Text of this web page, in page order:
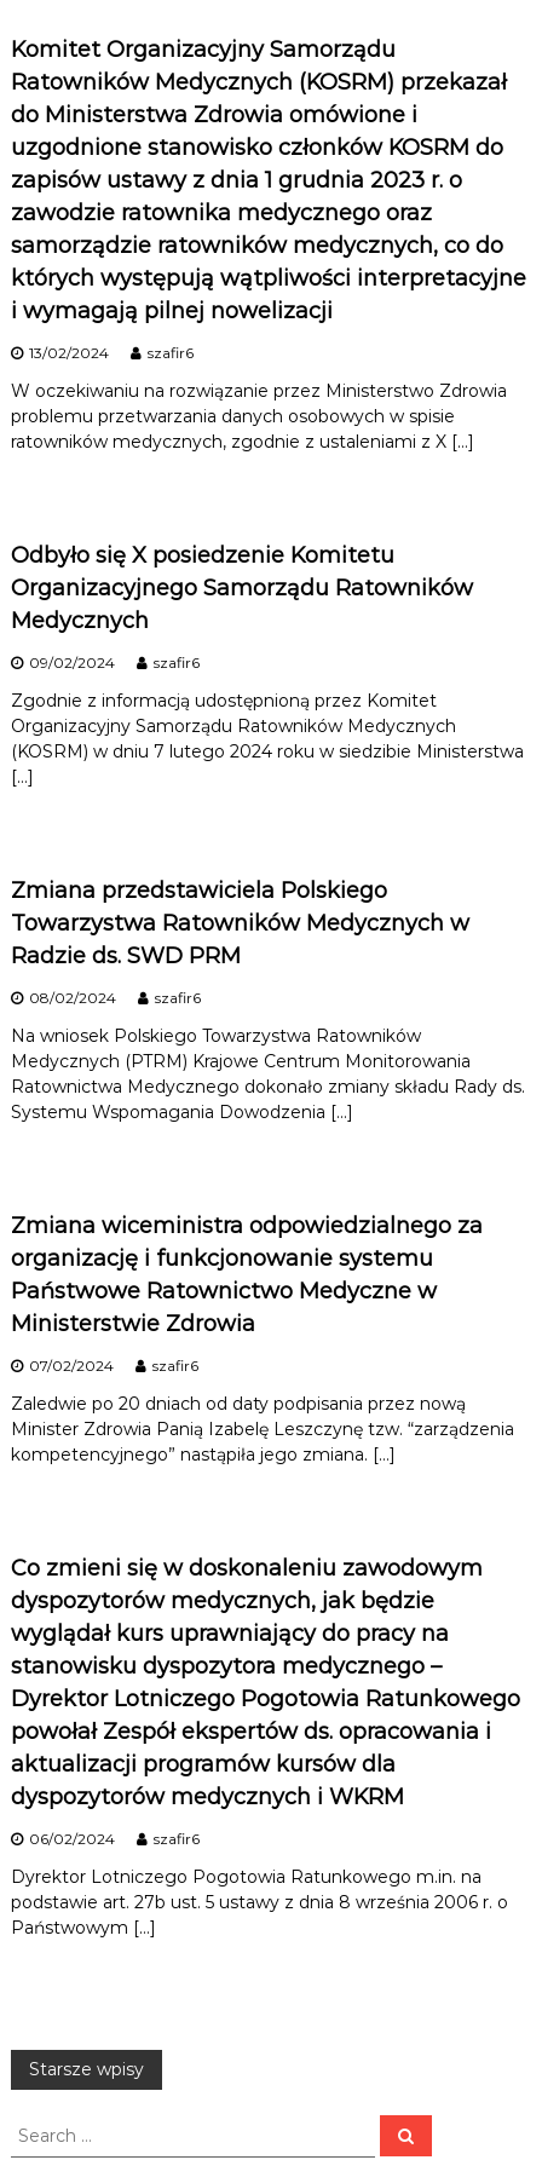
Komitet Organizacyjny Samorządu
Ratowników Medycznych (KOSRM) przekazał
do Ministerstwa Zdrowia omówione i
uzgodnione stanowisko członków KOSRM do
zapisów ustawy z dnia 1 grudnia 2023 r. o
zawodzie ratownika medycznego oraz
samorządzie ratowników medycznych, co do
których występują wątpliwości interpretacyjne
i wymagają pilnej nowelizacji
13/02/2024 szafir6
W oczekiwaniu na rozwiązanie przez Ministerstwo Zdrowia
problemu przetwarzania danych osobowych w spisie
ratowników medycznych, zgodnie z ustaleniami z X […]
Odbyło się X posiedzenie Komitetu
Organizacyjnego Samorządu Ratowników
Medycznych
09/02/2024 szafir6
Zgodnie z informacją udostępnioną przez Komitet
Organizacyjny Samorządu Ratowników Medycznych
(KOSRM) w dniu 7 lutego 2024 roku w siedzibie Ministerstwa
[…]
Zmiana przedstawiciela Polskiego
Towarzystwa Ratowników Medycznych w
Radzie ds. SWD PRM
08/02/2024 szafir6
Na wniosek Polskiego Towarzystwa Ratowników
Medycznych (PTRM) Krajowe Centrum Monitorowania
Ratownictwa Medycznego dokonało zmiany składu Rady ds.
Systemu Wspomagania Dowodzenia […]
Zmiana wiceministra odpowiedzialnego za
organizację i funkcjonowanie systemu
Państwowe Ratownictwo Medyczne w
Ministerstwie Zdrowia
07/02/2024 szafir6
Zaledwie po 20 dniach od daty podpisania przez nową
Minister Zdrowia Panią Izabelę Leszczynę tzw. “zarządzenia
kompetencyjnego” nastąpiła jego zmiana. […]
Co zmieni się w doskonaleniu zawodowym
dyspozytorów medycznych, jak będzie
wyglądał kurs uprawniający do pracy na
stanowisku dyspozytora medycznego –
Dyrektor Lotniczego Pogotowia Ratunkowego
powołał Zespół ekspertów ds. opracowania i
aktualizacji programów kursów dla
dyspozytorów medycznych i WKRM
06/02/2024 szafir6
Dyrektor Lotniczego Pogotowia Ratunkowego m.in. na
podstawie art. 27b ust. 5 ustawy z dnia 8 września 2006 r. o
Państwowym […]
N
a
Starsze wpisy
S
S
e